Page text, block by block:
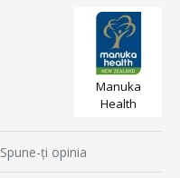
Manuka
Health
Spune-ţi opinia